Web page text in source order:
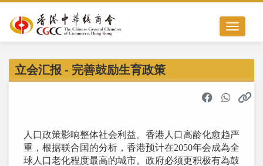
Toggle
立会汇报 - 完善鼓励生育政策
人口政策影响整体社会利益。香港人口高龄化愈趋严
重，根据联合国的分析，香港预计在2050年会成為全
球人口老化程度最高的城市。政府必须更积极有為鼓